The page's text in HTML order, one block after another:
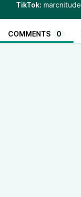
TikTok: marcnitude
COMMENTS 0